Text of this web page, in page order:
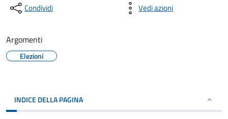
Condividi Vedi azioni
Argomenti
Elezioni
INDICE DELLA PAGINA